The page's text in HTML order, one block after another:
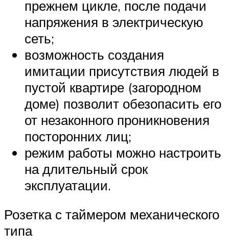
прежнем цикле, после подачи
напряжения в электрическую
сеть;
возможность создания
имитации присутствия людей в
пустой квартире (загородном
доме) позволит обезопасить его
от незаконного проникновения
посторонних лиц;
режим работы можно настроить
на длительный срок
эксплуатации.
Розетка с таймером механического
типа